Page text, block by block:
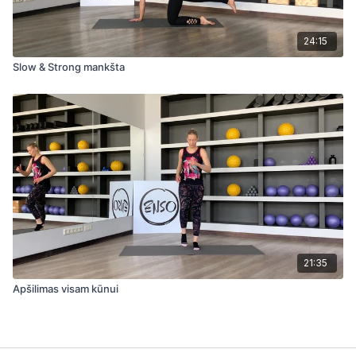
24:15
Slow & Strong mankšta
21:35
Apšilimas visam kūnui